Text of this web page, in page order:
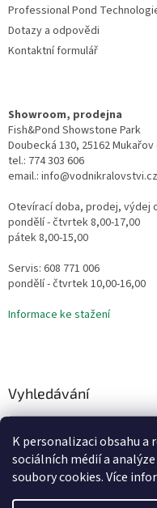
K personalizaci obsahu
sociálních médií a
soubory cookies. Více
Professional Pond
Dotazy a odpovědi
Kontaktní formulář
Showroom, prodejna
Fish&Pond Showstone Park
Doubecká 130, 25162
tel.: 774 303 606
email.: info@vodnikralovstvi.cz
Otevírací doba, prodej, výdej
pondělí - čtvrtek 8,00-17,00
pátek 8,00-15,00
Servis: 608 771 006
pondělí - čtvrtek 10,00-16,00
Informace ke stažení
Vyhledávání